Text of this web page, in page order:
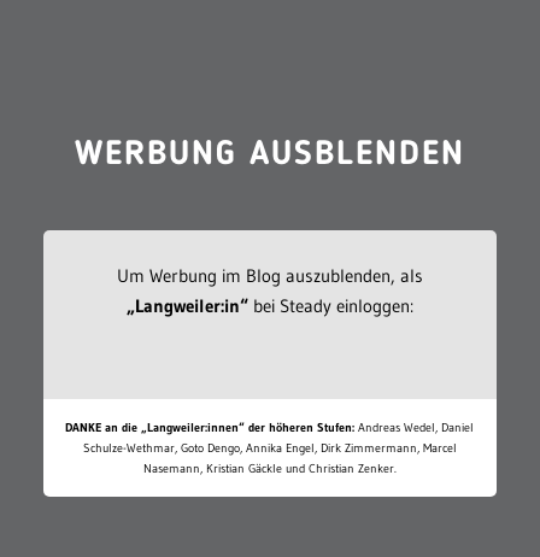
WERBUNG AUSBLENDEN
Um Werbung im Blog auszublenden, als
„Langweiler:in“bei Steady einloggen:
DANKE an die „Langweiler:innen“ der höheren Stufen: Andreas Wedel, Daniel
Schulze-Wethmar, Goto Dengo, Annika Engel, Dirk Zimmermann, Marcel
Nasemann, Kristian Gäckle und Christian Zenker.